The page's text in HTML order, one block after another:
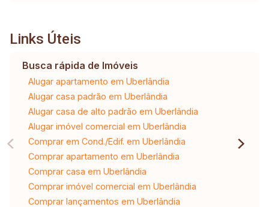
Links Úteis
Busca rápida de Imóveis
Alugar apartamento em Uberlândia
Alugar casa padrão em Uberlândia
Alugar casa de alto padrão em Uberlândia
Alugar imóvel comercial em Uberlândia
Comprar em Cond./Edif. em Uberlândia
Comprar apartamento em Uberlândia
Comprar casa em Uberlândia
Comprar imóvel comercial em Uberlândia
Comprar lançamentos em Uberlândia